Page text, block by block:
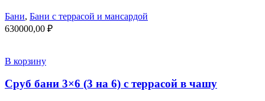
Бани, Бани с террасой и мансардой
630000,00 ₽
В корзину
Сруб бани 3×6 (3 на 6) с террасой в чашу